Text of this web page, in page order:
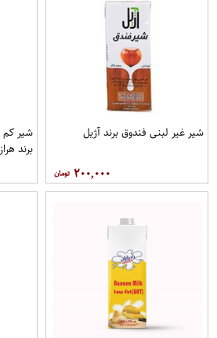
شیر غیر لبنی فندوق برند آژیل
۲۰۰,۰۰۰
برند هراز